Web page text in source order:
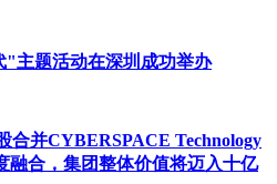
主题活动在深圳成功举办
合并CYBERSPACE Technology
合，集团整体价值将迈入十亿